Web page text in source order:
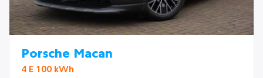
Porsche Macan
4 E 100 kWh